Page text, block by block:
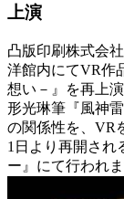
上演
凸版印刷株式会
洋館内にてVR作
想い－』を再上
形光琳筆『風神
の関係性を、VR
1日より再開され
ー』にて行われま